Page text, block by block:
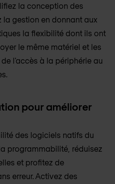
la conception des
la gestion en donnant aux
la flexibilité dont ils ont
le même matériel et les
l'accès à la périphérie au
pour améliorer
des logiciels natifs du
programmabilité, réduisez
et profitez de
erreur. Activez des